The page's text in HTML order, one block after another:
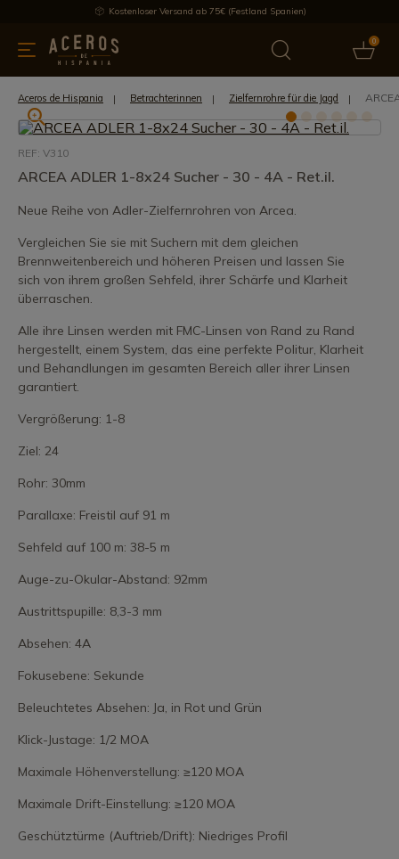
Kostenloser Versand ab 75€ (Festland Spanien)
0
Bietet Aktuelles Bestseller
Aceros de Hispania Betrachterinnen Zielfernrohre für die Jagd
REF: V310
ARCEA ADLER 1-8x24 Sucher - 30 - 4A - Ret.il.
Neue Reihe von Adler-Zielfernrohren von Arcea.
Vergleichen Sie sie mit Suchern mit dem gleichen
Brennweitenbereich und höheren Preisen und lassen Sie
sich von ihrem großen Sehfeld, ihrer Schärfe und Klarheit
überraschen.
Alle ihre Linsen werden mit FMC-Linsen von Rand zu Rand
hergestellt, einem System, das eine perfekte Politur, Klarheit
und Behandlungen im gesamten Bereich aller ihrer Linsen
garantiert.
Vergrößerung: 1-8
Ziel: 24
Rohr: 30mm
Parallaxe: Freistil auf 91 m
Sehfeld auf 100 m: 38-5 m
Auge-zu-Okular-Abstand: 92mm
Austrittspupille: 8,3-3 mm
Absehen: 4A
Fokusebene: Sekunde
Beleuchtetes Absehen: Ja, in Rot und Grün
Klick-Justage: 1/2 MOA
Maximale Höhenverstellung: ≥120 MOA
Maximale Drift-Einstellung: ≥120 MOA
Geschütztürme (Auftrieb/Drift): Niedriges Profil